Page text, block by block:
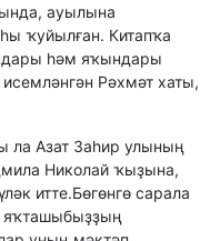
ауылына
ҡуйылған. Китапҡа
һәм яҡындары
Рәхмәт хаты,
ла Азат Заһир улының
Николай ҡыҙына,
итте.Бөгөнгө сарала
яҡташыбыҙҙың